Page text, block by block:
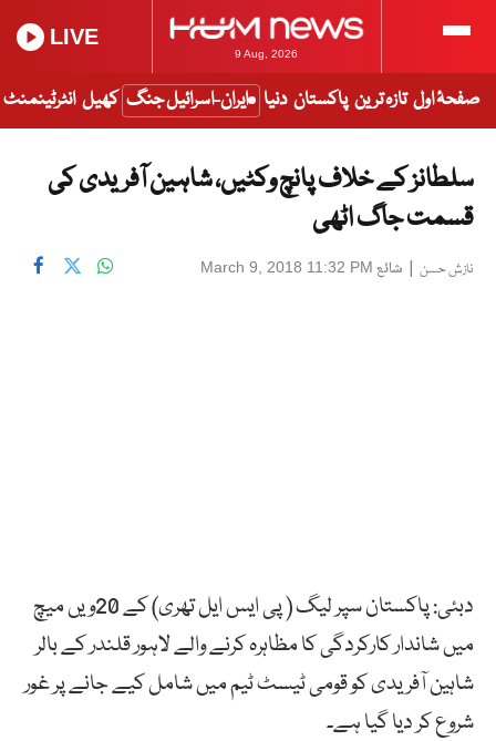
9 Aug, 2026
LIVE
صفحۂ اول تازہ ترین پاکستان دنیا ایران-اسرائیل جنگ کھیل انٹرٹینمنٹ
سلطانز کے خلاف پانچ وکٹیں، شاہین آفریدی کی
قسمت جاگ اٹھی
نازش حسن | شائع March 9, 2018 11:32 PM
دبئی: پاکستان سپر لیگ ( پی ایس ایل تھری) کے 20ویں میچ
میں شاندار کارکردگی کا مظاہرہ کرنے والے لاہور قلندر کے بالر
شاہین آفریدی کو قومی ٹیسٹ ٹیم میں شامل کیے جانے پر غور
شروع کر دیا گیا ہے۔